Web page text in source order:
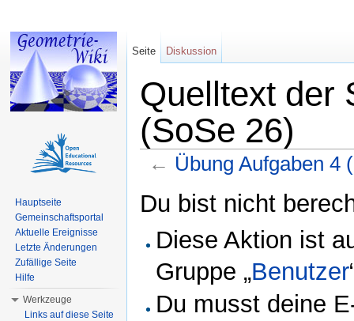
Quelltext der
(SoSe 26)
← Übung Aufgaben 4
Du bist nicht
Diese Aktion ist
Gruppe „Benutzer
Du musst deine
Seite Diskussion
Hauptseite
Gemeinschaftsportal
Aktuelle Ereignisse
Letzte Änderungen
Zufällige Seite
Hilfe
Werkzeuge
Links auf diese Seite